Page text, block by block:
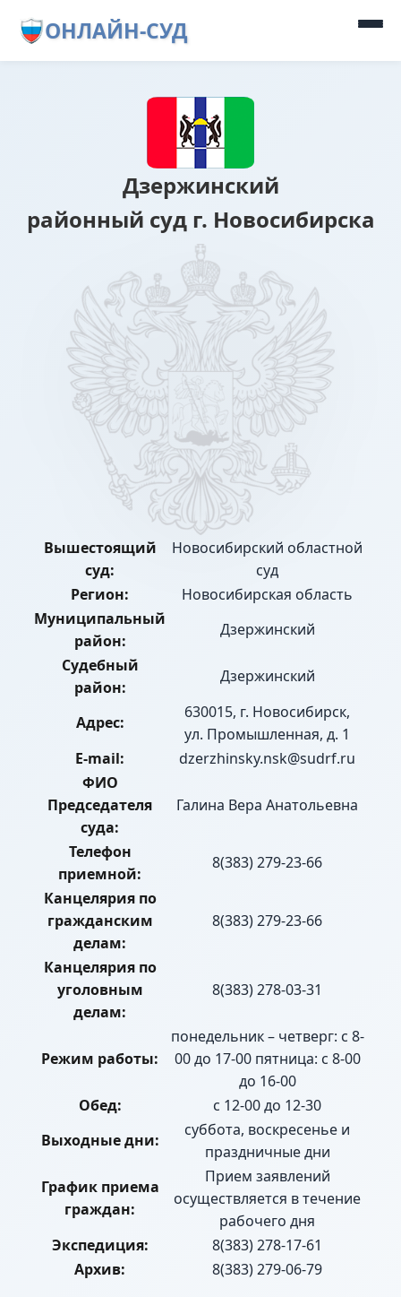
ОНЛАЙН-СУД
Дзержинский
районный суд г. Новосибирска
Вышестоящий
суд:
Новосибирский областной
суд
Регион:
Новосибирская область
Муниципальный
район:
Дзержинский
Судебный
район:
Дзержинский
Адрес:
630015, г. Новосибирск,
ул. Промышленная, д. 1
E-mail:
dzerzhinsky.nsk@sudrf.ru
ФИО
Председателя
суда:
Галина Вера Анатольевна
Телефон
приемной:
8(383) 279-23-66
Канцелярия по
гражданским
делам:
8(383) 279-23-66
Канцелярия по
уголовным
делам:
8(383) 278-03-31
Режим работы:
понедельник – четверг: с 8-
00 до 17-00 пятница: с 8-00
до 16-00
Обед:
с 12-00 до 12-30
Выходные дни:
суббота, воскресенье и
праздничные дни
График приема
граждан:
Прием заявлений
осуществляется в течение
рабочего дня
Экспедиция:
8(383) 278-17-61
Архив:
8(383) 279-06-79